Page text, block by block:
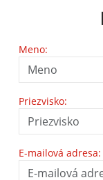
Meno:
Priezvisko:
E-mailová adresa: